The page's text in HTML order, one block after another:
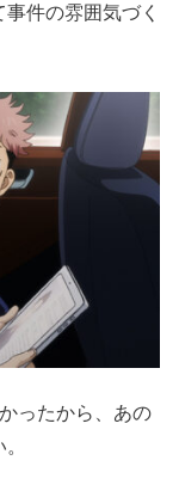
件の雰囲気づく
ったから、あの